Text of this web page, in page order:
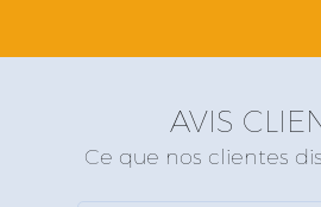
AVIS
Ce que nos clientes